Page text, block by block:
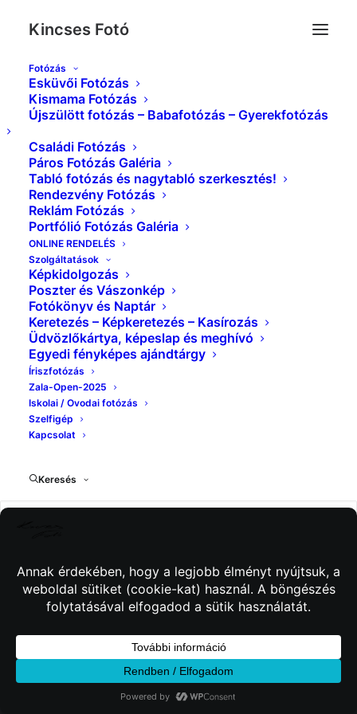
Kincses Fotó
Fotózás
Esküvői Fotózás
Kismama Fotózás
Újszülött fotózás – Babafotózás – Gyerekfotózás
Családi Fotózás
Páros Fotózás Galéria
Tabló fotózás és nagytabló szerkesztés!
Rendezvény Fotózás
Reklám Fotózás
Portfólió Fotózás Galéria
ONLINE RENDELÉS
Szolgáltatások
Képkidolgozás
Poszter és Vászonkép
Fotókönyv és Naptár
Keretezés – Képkeretezés – Kasírozás
Üdvözlőkártya, képeslap és meghívó
Egyedi fényképes ajándtárgy
Íriszfotózás
Zala-Open-2025
Iskolai / Ovodai fotózás
Szelfigép
Kapcsolat
Keresés
IMG_9935__-2
Kezdőlap Esküvői Képek Galéria IMG_9935__-2
© 2026 Kincses Fotó. Minden jog fenntartva